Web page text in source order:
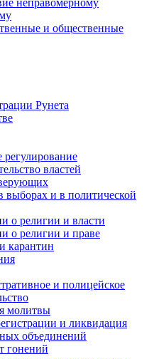
неправомерному
и общественные
Рунета
регулирование
властей
выборах и в политической
о религии и власти
о религии и праве
карантин
и полицейское
молитвы
и ликвидация
объединений
гонений